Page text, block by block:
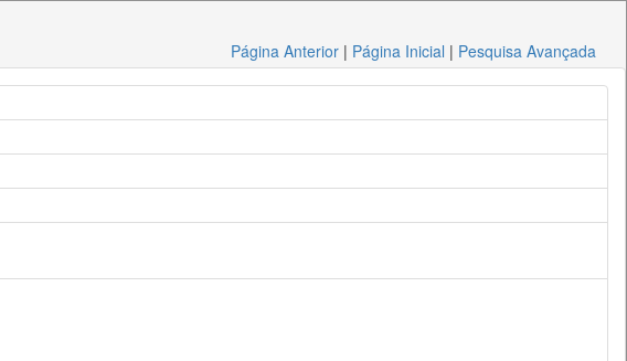
Página Anterior | Página Inicial | Pesquisa Avançada